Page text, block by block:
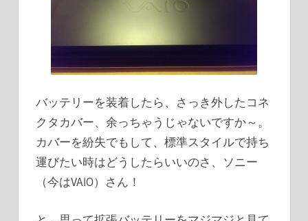
バッテリーを装着したら、さっき外したコネ
クタカバー、余っちゃうじゃないですか～。
カバーを紛失でもして、標準スタイルで持ち
運びたい時はどうしたらいいのさ、ソニー
（今はVAIO）さん！